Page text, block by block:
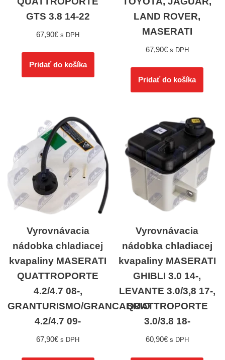
GTS 3.8 14-22
67,90€ s DPH
Pridať do košíka
LAND ROVER,
MASERATI
67,90€ s DPH
Pridať do košíka
Vyrovnávacia
nádobka chladiacej
kvapaliny MASERATI
QUATTROPORTE
4.2/4.7 08-,
GRANTURISMO/GRANCABRIO
4.2/4.7 09-
67,90€ s DPH
Vyrovnávacia
nádobka chladiacej
kvapaliny MASERATI
GHIBLI 3.0 14-,
LEVANTE 3.0/3,8 17-,
QUATTROPORTE
3.0/3.8 18-
60,90€ s DPH